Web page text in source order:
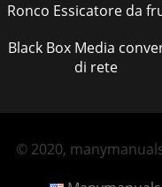
Ronco Essicatore da
Black Box Media
di rete
© 2020,